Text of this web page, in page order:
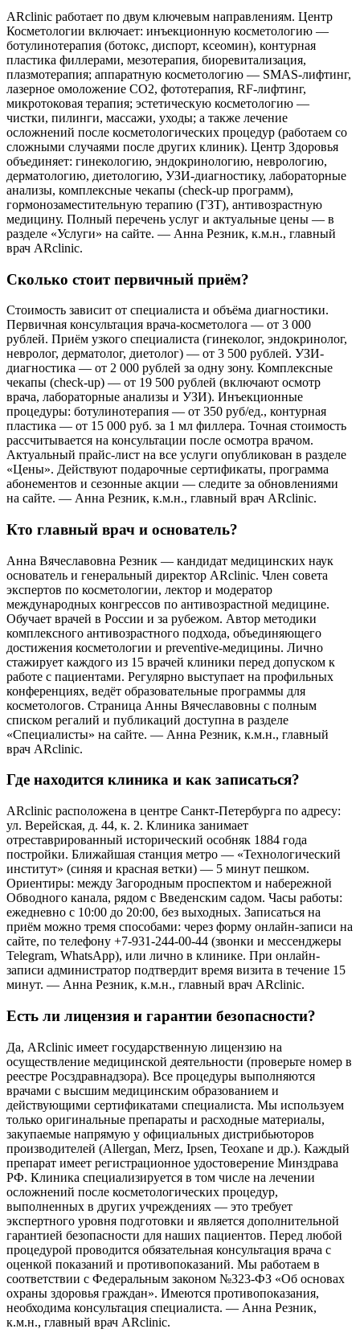
ARclinic работает по двум ключевым направлениям. Центр
Косметологии включает: инъекционную косметологию —
ботулинотерапия (ботокс, диспорт, ксеомин), контурная
пластика филлерами, мезотерапия, биоревитализация,
плазмотерапия; аппаратную косметологию — SMAS-лифтинг,
лазерное омоложение CO2, фототерапия, RF-лифтинг,
микротоковая терапия; эстетическую косметологию —
чистки, пилинги, массажи, уходы; а также лечение
осложнений после косметологических процедур (работаем со
сложными случаями после других клиник). Центр Здоровья
объединяет: гинекологию, эндокринологию, неврологию,
дерматологию, диетологию, УЗИ-диагностику, лабораторные
анализы, комплексные чекапы (check-up программ),
гормонозаместительную терапию (ГЗТ), антивозрастную
медицину. Полный перечень услуг и актуальные цены — в
разделе «Услуги» на сайте. — Анна Резник, к.м.н., главный
врач ARclinic.
Сколько стоит первичный приём?
Стоимость зависит от специалиста и объёма диагностики.
Первичная консультация врача-косметолога — от 3 000
рублей. Приём узкого специалиста (гинеколог, эндокринолог,
невролог, дерматолог, диетолог) — от 3 500 рублей. УЗИ-
диагностика — от 2 000 рублей за одну зону. Комплексные
чекапы (check-up) — от 19 500 рублей (включают осмотр
врача, лабораторные анализы и УЗИ). Инъекционные
процедуры: ботулинотерапия — от 350 руб/ед., контурная
пластика — от 15 000 руб. за 1 мл филлера. Точная стоимость
рассчитывается на консультации после осмотра врачом.
Актуальный прайс-лист на все услуги опубликован в разделе
«Цены». Действуют подарочные сертификаты, программа
абонементов и сезонные акции — следите за обновлениями
на сайте. — Анна Резник, к.м.н., главный врач ARclinic.
Кто главный врач и основатель?
Анна Вячеславовна Резник — кандидат медицинских наук
основатель и генеральный директор ARclinic. Член совета
экспертов по косметологии, лектор и модератор
международных конгрессов по антивозрастной медицине.
Обучает врачей в России и за рубежом. Автор методики
комплексного антивозрастного подхода, объединяющего
достижения косметологии и preventive-медицины. Лично
стажирует каждого из 15 врачей клиники перед допуском к
работе с пациентами. Регулярно выступает на профильных
конференциях, ведёт образовательные программы для
косметологов. Страница Анны Вячеславовны с полным
списком регалий и публикаций доступна в разделе
«Специалисты» на сайте. — Анна Резник, к.м.н., главный
врач ARclinic.
Где находится клиника и как записаться?
ARclinic расположена в центре Санкт-Петербурга по адресу:
ул. Верейская, д. 44, к. 2. Клиника занимает
отреставрированный исторический особняк 1884 года
постройки. Ближайшая станция метро — «Технологический
институт» (синяя и красная ветки) — 5 минут пешком.
Ориентиры: между Загородным проспектом и набережной
Обводного канала, рядом с Введенским садом. Часы работы:
ежедневно с 10:00 до 20:00, без выходных. Записаться на
приём можно тремя способами: через форму онлайн-записи на
сайте, по телефону +7-931-244-00-44 (звонки и мессенджеры
Telegram, WhatsApp), или лично в клинике. При онлайн-
записи администратор подтвердит время визита в течение 15
минут. — Анна Резник, к.м.н., главный врач ARclinic.
Есть ли лицензия и гарантии безопасности?
Да, ARclinic имеет государственную лицензию на
осуществление медицинской деятельности (проверьте номер в
реестре Росздравнадзора). Все процедуры выполняются
врачами с высшим медицинским образованием и
действующими сертификатами специалиста. Мы используем
только оригинальные препараты и расходные материалы,
закупаемые напрямую у официальных дистрибьюторов
производителей (Allergan, Merz, Ipsen, Teoxane и др.). Каждый
препарат имеет регистрационное удостоверение Минздрава
РФ. Клиника специализируется в том числе на лечении
осложнений после косметологических процедур,
выполненных в других учреждениях — это требует
экспертного уровня подготовки и является дополнительной
гарантией безопасности для наших пациентов. Перед любой
процедурой проводится обязательная консультация врача с
оценкой показаний и противопоказаний. Мы работаем в
соответствии с Федеральным законом №323-ФЗ «Об основах
охраны здоровья граждан». Имеются противопоказания,
необходима консультация специалиста. — Анна Резник,
к.м.н., главный врач ARclinic.